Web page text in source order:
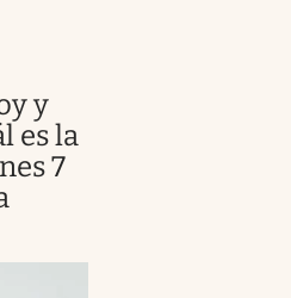
y
es la
7